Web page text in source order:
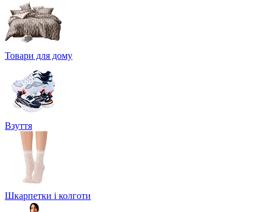
Товари для дому
Взуття
Шкарпетки і колготи